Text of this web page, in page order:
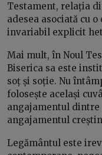
Testament, relația
adesea asociată cu
invariabil explicit
Mai mult, în Noul
Biserica sa este
soț și soție. Nu
folosește același
angajamentul dintre
angajamentul
Legământul este